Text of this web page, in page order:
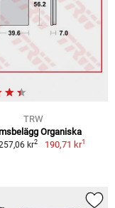
TRW
Organiska
kr2 190,71 kr1